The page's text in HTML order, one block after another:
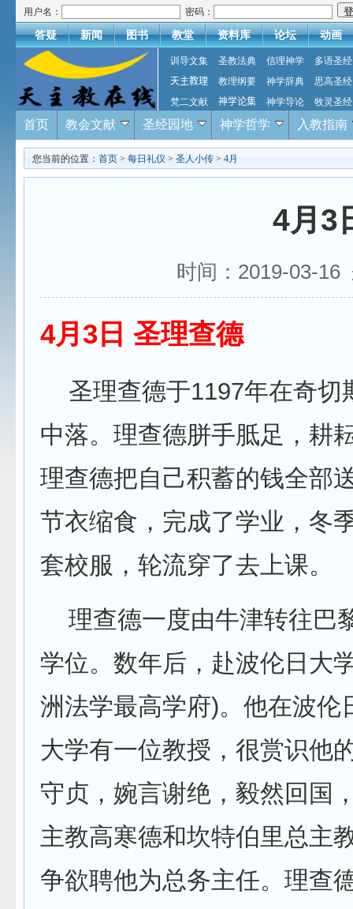
用户名： 密码：
答疑 新闻 图书 教堂 资料库 论坛 动画
训导文集 圣教法典 信理神学
多语圣经
天主教理
教理纲要 神学辞典
思高圣经
梵二文献
神学论集 神学导论 牧灵圣经
首页 教会文献 圣经园地 神学哲学 入教指南
您当前的位置： 首页 > 每日礼仪 > 圣人小传 > 4月
4月3
时间：2019-03-
4月3日 圣理查德
圣理查德于1197年在奇切
中落。理查德胼手胝足，耕
理查德把自己积蓄的钱全部
节衣缩食，完成了学业，冬
套校服，轮流穿了去上课。
理查德一度由牛津转往巴
学位。数年后，赴波伦日大
洲法学最高学府)。他在波
大学有一位教授，很赏识他
守贞，婉言谢绝，毅然回国
主教高寒德和坎特伯里总主
争欲聘他为总务主任。理查